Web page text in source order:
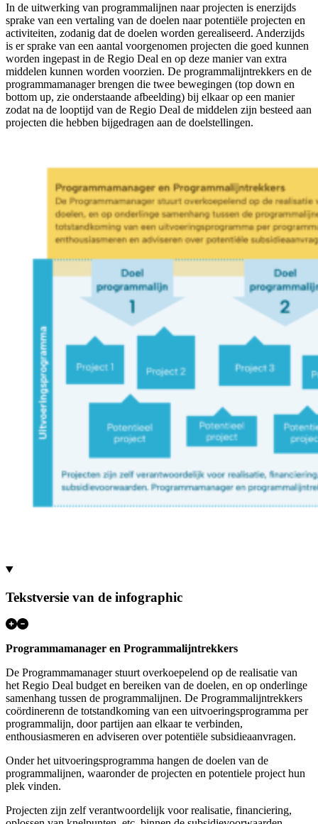
In de uitwerking van programmalijnen naar projecten is enerzijds
sprake van een vertaling van de doelen naar potentiële projecten en
activiteiten, zodanig dat de doelen worden gerealiseerd. Anderzijds
is er sprake van een aantal voorgenomen projecten die goed kunnen
worden ingepast in de Regio Deal en op deze manier van extra
middelen kunnen worden voorzien. De programmalijntrekkers en de
programmamanager brengen die twee bewegingen (top down en
bottom up, zie onderstaande afbeelding) bij elkaar op een manier
zodat na de looptijd van de Regio Deal de middelen zijn besteed aan
projecten die hebben bijgedragen aan de doelstellingen.
Tekstversie van de infographic
Programmamanager en Programmalijntrekkers
De Programmamanager stuurt overkoepelend op de realisatie van
het Regio Deal budget en bereiken van de doelen, en op onderlinge
samenhang tussen de programmalijnen. De Programmalijntrekkers
coördinerenn de totstandkoming van een uitvoeringsprogramma per
programmalijn, door partijen aan elkaar te verbinden,
enthousiasmeren en adviseren over potentiële subsidieaanvragen.
Onder het uitvoeringsprogramma hangen de doelen van de
programmalijnen, waaronder de projecten en potentiele project hun
plek vinden.
Projecten zijn zelf verantwoordelijk voor realisatie, financiering,